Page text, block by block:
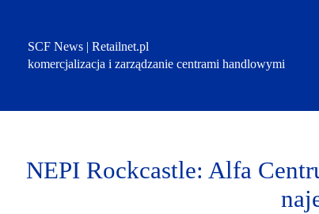
SCF News | Retailnet.pl
komercjalizacja i zarządzanie centrami handlowymi
NEPI Rockcastle: Alfa